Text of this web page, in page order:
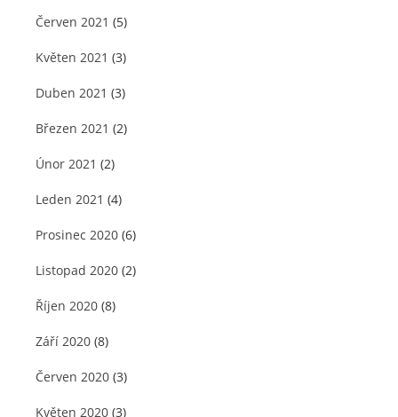
Červen 2021 (5)
Květen 2021 (3)
Duben 2021 (3)
Březen 2021 (2)
Únor 2021 (2)
Leden 2021 (4)
Prosinec 2020 (6)
Listopad 2020 (2)
Říjen 2020 (8)
Září 2020 (8)
Červen 2020 (3)
Květen 2020 (3)